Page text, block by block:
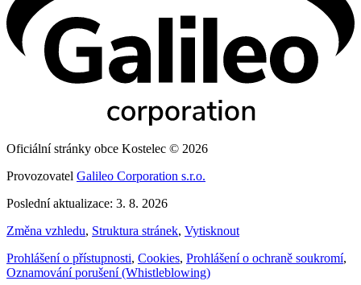
Oficiální stránky obce Kostelec © 2026
Provozovatel Galileo Corporation s.r.o.
Poslední aktualizace: 3. 8. 2026
Změna vzhledu, Struktura stránek, Vytisknout
Prohlášení o přístupnosti, Cookies, Prohlášení o ochraně soukromí,
Oznamování porušení (Whistleblowing)